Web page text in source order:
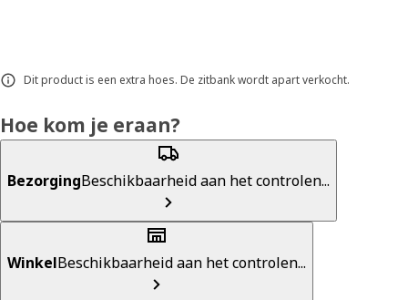
Dit product is een extra hoes. De zitbank wordt apart verkocht.
Hoe kom je eraan?
BezorgingBeschikbaarheid aan het controlen...
WinkelBeschikbaarheid aan het controlen...